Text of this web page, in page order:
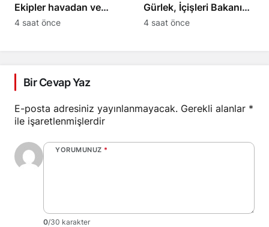
Ekipler havadan ve
karadan müdahale
4 saat önce
Gürlek, İçişleri Bakanı
Mustafa Çiftçi
4 saat önce
Bir Cevap Yaz
E-posta adresiniz yayınlanmayacak. Gerekli alanlar *
ile işaretlenmişlerdir
YORUMUNUZ *
0/30 karakter